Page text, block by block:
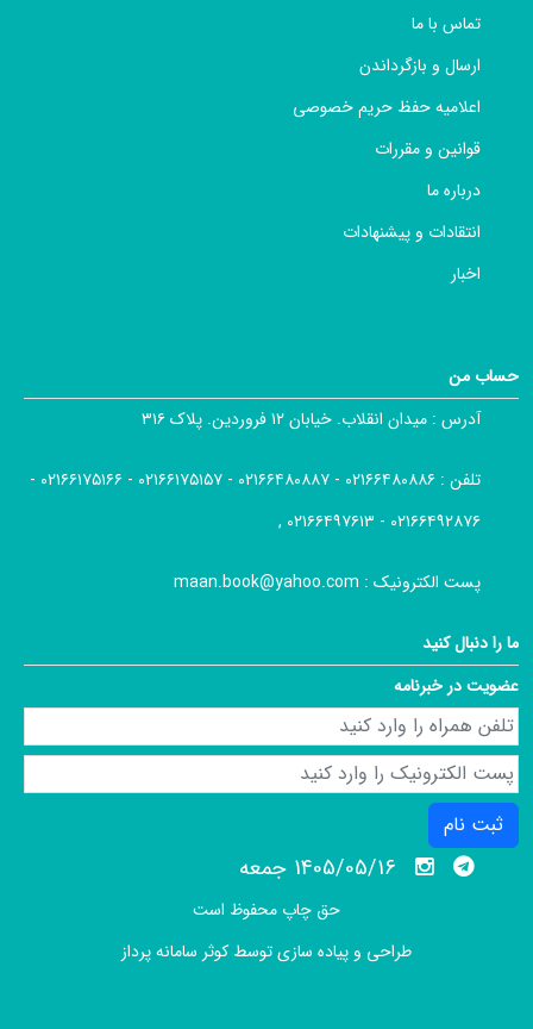
تماس با ما
ارسال و بازگرداندن
اعلامیه حفظ حریم خصوصی
قوانین و مقررات
درباره ما
انتقادات و پیشنهادات
اخبار
حساب من
آدرس : میدان انقلاب. خیابان ۱۲ فروردین. پلاک ۳۱۶
تلفن :
۰۲۱۶۶۴۸۰۸۸۶ - ۰۲۱۶۶۴۸۰۸۸۷ - ۰۲۱۶۶۱۷۵۱۵۷ - ۰۲۱۶۶۱۷۵۱۶۶ -
۰۲۱۶۶۴۹۲۸۷۶ - ۰۲۱۶۶۴۹۷۶۱۳ ,
پست الکترونیک : maan.book@yahoo.com
ما را دنبال کنید
عضویت در خبرنامه
ثبت نام
1405/05/16 جمعه
حق چاپ محفوظ است
طراحی و پیاده سازی توسط کوثر سامانه پرداز